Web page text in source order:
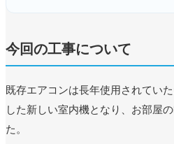
今回の工事について
既存エアコンは長年使用されてい
した新しい室内機となり、お部屋
た。